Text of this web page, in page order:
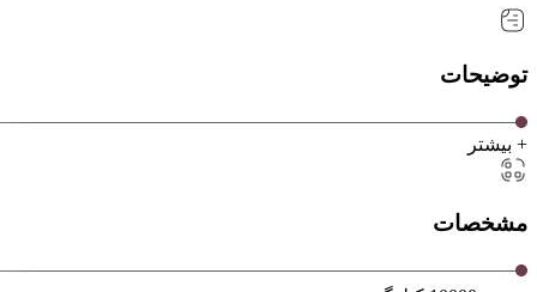
توضیحات
+ بیشتر
مشخصات